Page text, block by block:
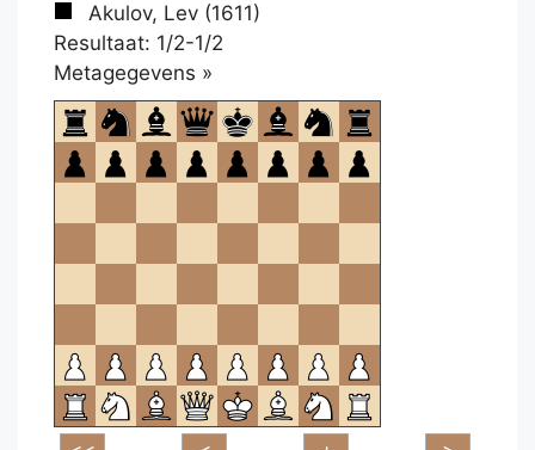
Akulov, Lev (1611)
Resultaat: 1/2-1/2
Metagegevens »
om
te
openen.